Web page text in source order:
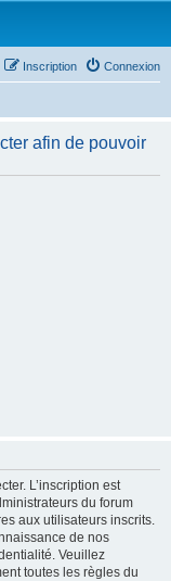
Connexion
Inscription
afin de pouvoir
L’inscription est
du forum
aux utilisateurs inscrits.
de nos
Veuillez
toutes les règles du